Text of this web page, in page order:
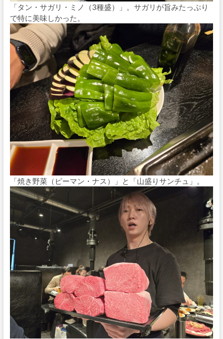
「タン・サガリ・ミノ（3種盛）」。サガリが旨みたっぷり
で特に美味しかった。
「焼き野菜（ピーマン・ナス）」と「山盛りサンチュ」。